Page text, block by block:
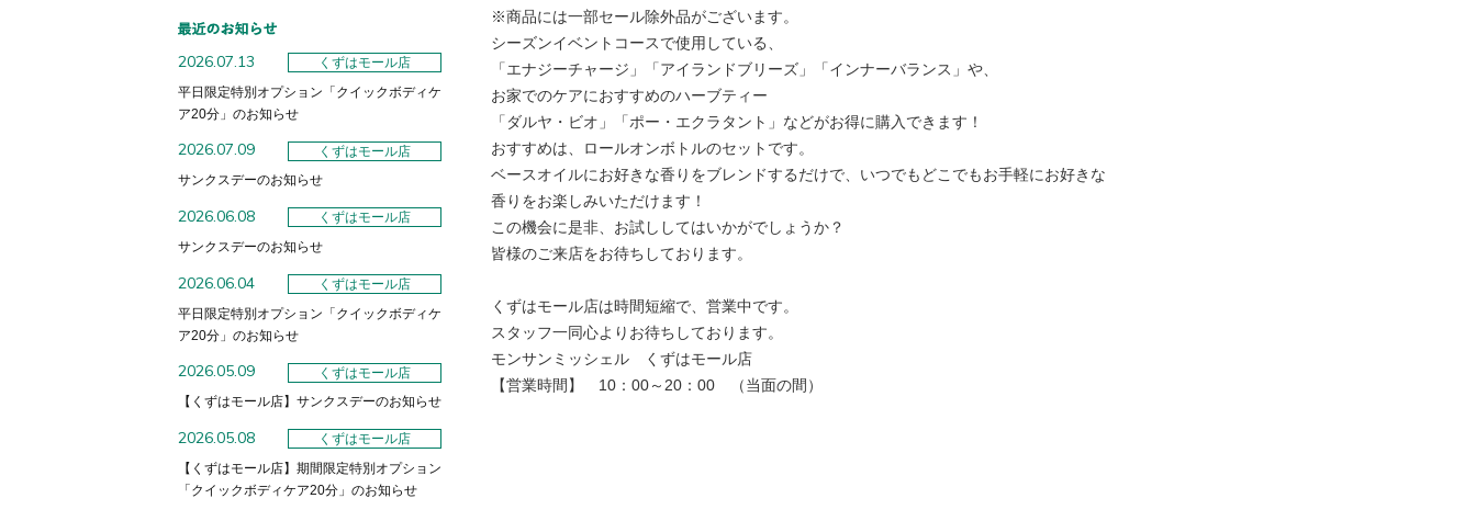
※商品には一部セール除外品がございます。
シーズンイベントコースで使用している、
「エナジーチャージ」「アイランドブリーズ」「インナーバランス」や、
お家でのケアにおすすめのハーブティー
「ダルヤ・ビオ」「ポー・エクラタント」などがお得に購入できます！
おすすめは、ロールオンボトルのセットです。
ベースオイルにお好きな香りをブレンドするだけで、いつでもどこでもお手軽にお好きな
香りをお楽しみいただけます！
この機会に是非、お試ししてはいかがでしょうか？
皆様のご来店をお待ちしております。
くずはモール店は時間短縮で、営業中です。
スタッフ一同心よりお待ちしております。
モンサンミッシェル くずはモール店
【営業時間】 10：00～20：00 （当面の間）
2026.07.13
くずはモール店
平日限定特別オプション「クイックボディケ
ア20分」のお知らせ
2026.07.09
くずはモール店
サンクスデーのお知らせ
2026.06.08
くずはモール店
サンクスデーのお知らせ
2026.06.04
くずはモール店
平日限定特別オプション「クイックボディケ
ア20分」のお知らせ
2026.05.09
くずはモール店
【くずはモール店】サンクスデーのお知らせ
2026.05.08
くずはモール店
【くずはモール店】期間限定特別オプション
「クイックボディケア20分」のお知らせ